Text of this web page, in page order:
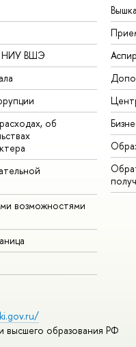
НИУ ВШЭ
об
возможностями
высшего образования РФ